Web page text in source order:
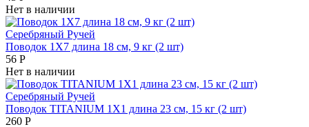
Нет в наличии
Серебряный Ручей
Поводок 1Х7 длина 18 см, 9 кг (2 шт)
56 Р
Нет в наличии
Серебряный Ручей
Поводок TITANIUM 1Х1 длина 23 см, 15 кг (2 шт)
260 Р